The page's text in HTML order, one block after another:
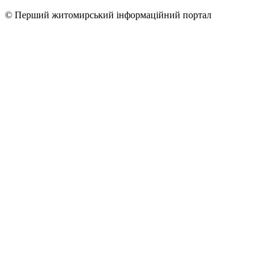
© Перший житомирський інформаційний портал